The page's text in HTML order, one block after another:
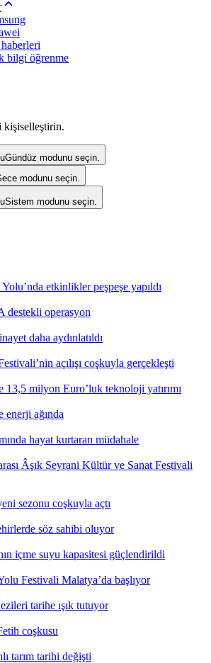
bilgi öğrenme
kişiselleştirin.
Gündüz modunu seçin.
modunu seçin.
Sistem modunu seçin.
etkinlikler peşpeşe yapıldı
destekli operasyon
daha aydınlatıldı
açılışı coşkuyla gerçekleşti
13,5 milyon Euro’luk teknoloji yatırımı
ağında
hayat kurtaran müdahale
Âşık Seyrani Kültür ve Sanat Festivali
sezonu coşkuyla açtı
söz sahibi oluyor
içme suyu kapasitesi güçlendirildi
Festivali Malatya’da başlıyor
tarihe ışık tutuyor
coşkusu
tarım tarihi değişti